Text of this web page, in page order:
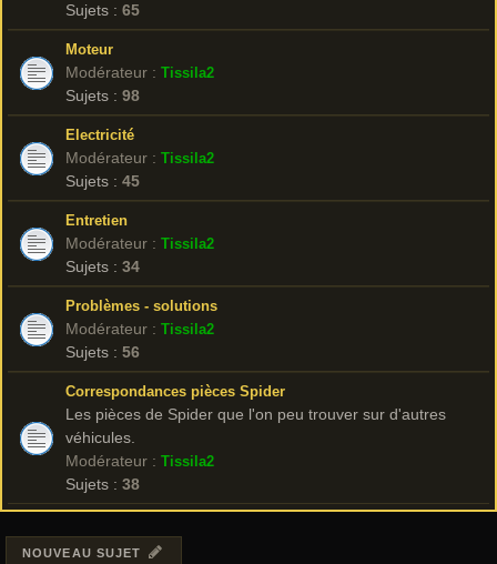
Sujets : 65
Moteur
Modérateur : Tissila2
Sujets : 98
Electricité
Modérateur : Tissila2
Sujets : 45
Entretien
Modérateur : Tissila2
Sujets : 34
Problèmes - solutions
Modérateur : Tissila2
Sujets : 56
Correspondances pièces Spider
Les pièces de Spider que l'on peu trouver sur d'autres
véhicules.
Modérateur : Tissila2
Sujets : 38
NOUVEAU SUJET